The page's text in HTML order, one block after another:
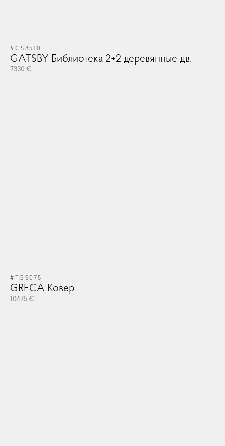
#GS8510
GATSBY Библиотека 2+2 деревянные дв.
7330 €
#TGS075
GRECA Ковер
10475 €